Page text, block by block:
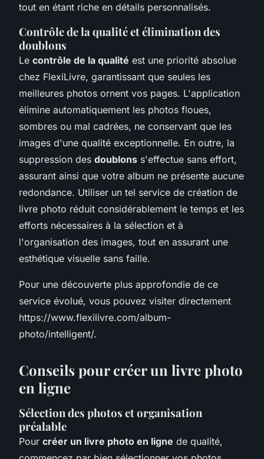
tout en étant riche en détails personnalisés.
Contrôle de la qualité et élimination des
doublons
Le contrôle de la qualité est une priorité absolue
chez FlexiLivre, garantissant que seules les
meilleures photos ornent vos pages. L'application
élimine automatiquement les photos floues,
sombres ou mal cadrées, ne conservant que les
images d'une qualité exceptionnelle. En outre, la
suppression des doublons s'effectue sans effort,
assurant ainsi que votre album ne présente aucune
redondance. Utiliser un tel service de création de
livre photo réduit considérablement le temps et les
efforts nécessaires à la sélection et à
l'organisation des images, tout en assurant une
esthétique visuelle sans faille.
Pour une découverte plus approfondie de ce
service évolué, vous pouvez visiter directement
https://www.flexilivre.com/album-
photo/intelligent/.
Conseils pour créer un livre photo
en ligne
Sélection des photos et organisation
préalable
Pour créer un livre photo en ligne de qualité,